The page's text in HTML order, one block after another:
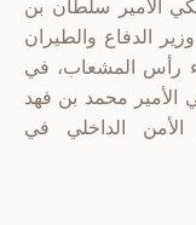
الأمير سلطان بن
الدفاع والطيران
رأس المشعاب، في
الأمير محمد بن فهد
الداخلي في